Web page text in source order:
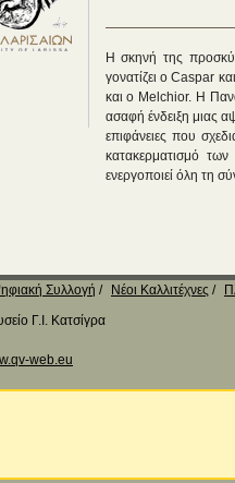
Η σκηνή της
γονατίζει ο Caspar
και ο Μelchior. Η
ασαφή ένδειξη μιας
επιφάνειες που
κατακερματισμό
ενεργοποιεί όλη τη
Συλλογή Νέοι Καλλιτέχνες
Γ.Ι. Κατσίγρα
web.eu